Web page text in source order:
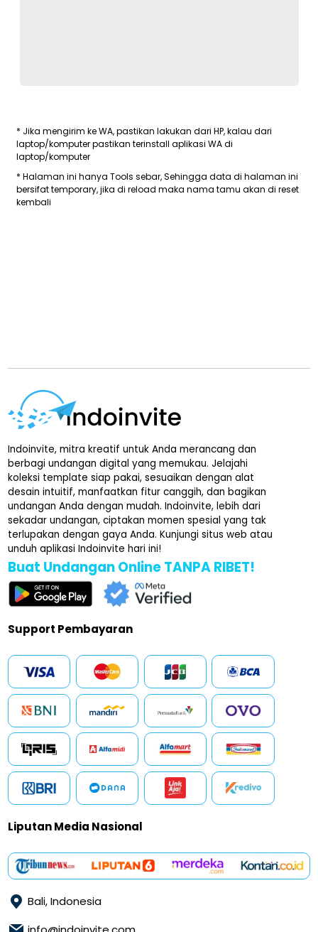
* Jika mengirim ke WA, pastikan lakukan dari HP, kalau dari
laptop/komputer pastikan terinstall aplikasi WA di
laptop/komputer
* Halaman ini hanya Tools sebar, Sehingga data di halaman ini
bersifat temporary, jika di reload maka nama tamu akan di reset
kembali
Indoinvite, mitra kreatif untuk Anda merancang dan
berbagi undangan digital yang memukau. Jelajahi
koleksi template siap pakai, sesuaikan dengan alat
desain intuitif, manfaatkan fitur canggih, dan bagikan
undangan Anda dengan mudah. Indoinvite, lebih dari
sekadar undangan, ciptakan momen spesial yang tak
terlupakan dengan gaya Anda. Kunjungi situs web atau
unduh aplikasi Indoinvite hari ini!
Buat Undangan Online TANPA RIBET!
Support Pembayaran
Liputan Media Nasional
Bali, Indonesia